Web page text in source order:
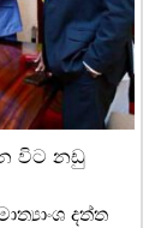
විට නඩු
දත්ත